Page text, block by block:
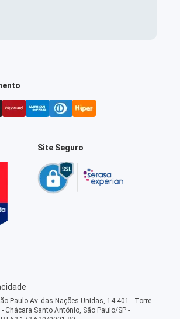
Site Seguro
Paulo Av. das Nações Unidas, 14.401 - Torre
Chácara Santo Antônio, São Paulo/SP -